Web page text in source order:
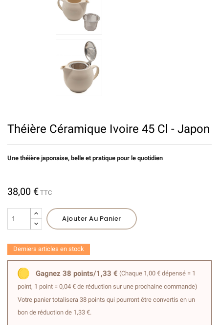
Théière Céramique Ivoire 45 Cl - Japon
Une théière japonaise, belle et pratique pour le quotidien
38,00 € TTC
Ajouter Au Panier
Derniers articles en stock
Gagnez 38 points/1,33 € (Chaque 1,00 € dépensé = 1
point, 1 point = 0,04 € de réduction sur une prochaine commande)
Votre panier totalisera 38 points qui pourront être convertis en un
bon de réduction de 1,33 €.